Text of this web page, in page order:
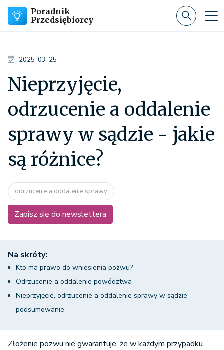
Poradnik
Przedsiębiorcy
2025-03-25
Nieprzyjęcie,
odrzucenie a oddalenie
sprawy w sądzie - jakie
są różnice?
odrzucenie a oddalenie sprawy
Zapisz się do newslettera
Na skróty:
Kto ma prawo do wniesienia pozwu?
Odrzucenie a oddalenie powództwa
Nieprzyjęcie, odrzucenie a oddalenie sprawy w sądzie -
podsumowanie
Złożenie pozwu nie gwarantuje, że w każdym przypadku